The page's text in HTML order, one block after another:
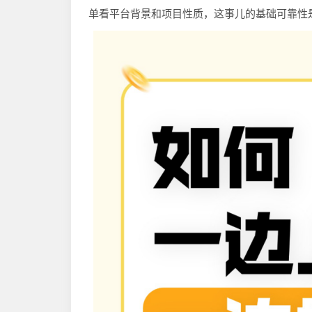
单看平台背景和项目性质，这事儿的基础可靠性